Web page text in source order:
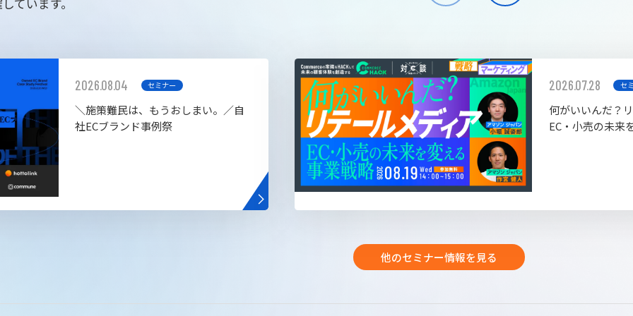
ています。
2026.08.04 セミナー
＼施策難民は、もうおしまい。／自
社ECブランド事例祭
2026.07.28 セ
何がいいんだ？
EC・小売の未来
他のセミナー情報を見る